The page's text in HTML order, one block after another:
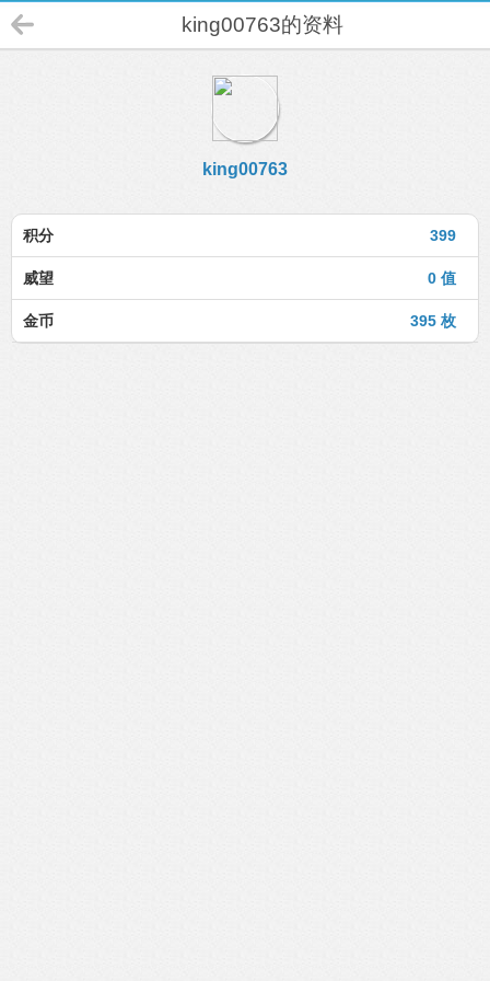
king00763的资料
king00763
399
积分
0 值
威望
395 枚
金币